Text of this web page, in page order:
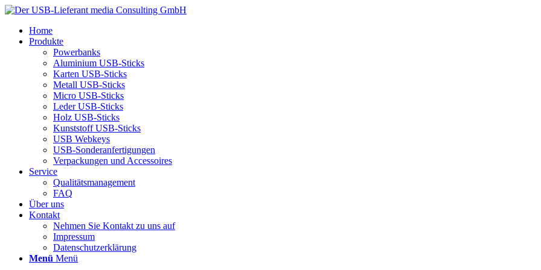
Home
Produkte
Powerbanks
Aluminium USB-Sticks
Karten USB-Sticks
Metall USB-Sticks
Micro USB-Sticks
Leder USB-Sticks
Holz USB-Sticks
Kunststoff USB-Sticks
USB Webkeys
USB-Sonderanfertigungen
Verpackungen und Accessoires
Service
Qualitätsmanagement
FAQ
Über uns
Kontakt
Nehmen Sie Kontakt zu uns auf
Impressum
Datenschutzerklärung
Menü Menü